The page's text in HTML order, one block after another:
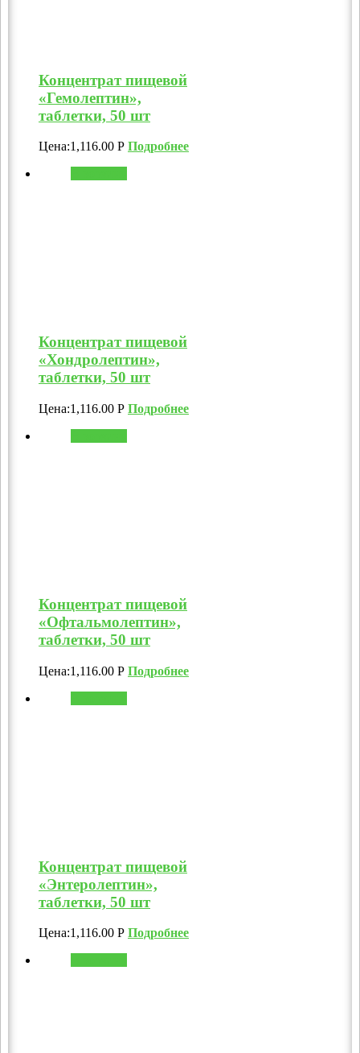
Концентрат пищевой
«Гемолептин»,
таблетки, 50 шт
Цена:1,116.00 Р Подробнее
Концентрат пищевой
«Хондролептин»,
таблетки, 50 шт
Цена:1,116.00 Р Подробнее
Концентрат пищевой
«Офтальмолептин»,
таблетки, 50 шт
Цена:1,116.00 Р Подробнее
Концентрат пищевой
«Энтеролептин»,
таблетки, 50 шт
Цена:1,116.00 Р Подробнее